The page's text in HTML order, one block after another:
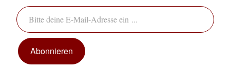
Bitte deine E-Mail-Adresse ein ...
Abonnieren